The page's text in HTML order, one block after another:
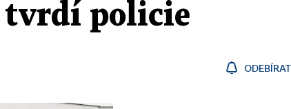
tvrdí policie